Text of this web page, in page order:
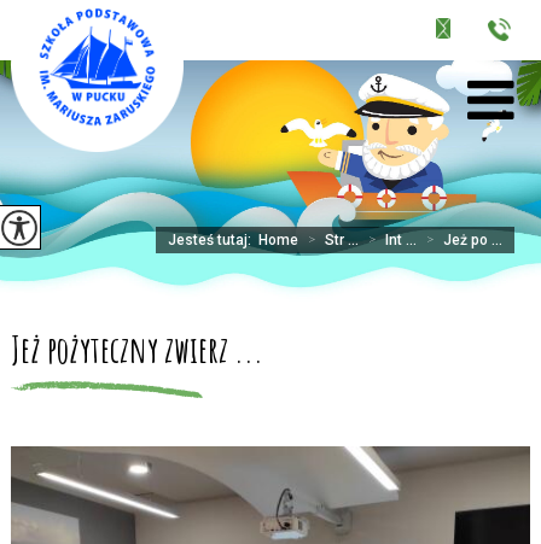
Jesteś tutaj: Home > Str ... > Int ... > Jeż po ...
Jeż pożyteczny zwierz ...